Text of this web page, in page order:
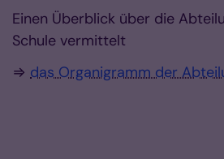
Einen Überblick über die
Schule vermittelt
⇒ das Organigramm der